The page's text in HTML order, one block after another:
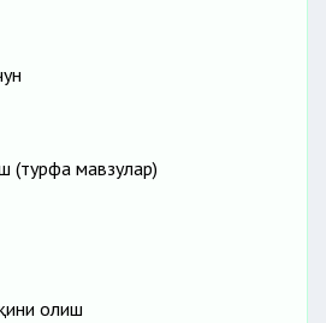
(турфа мавзулар)
олиш